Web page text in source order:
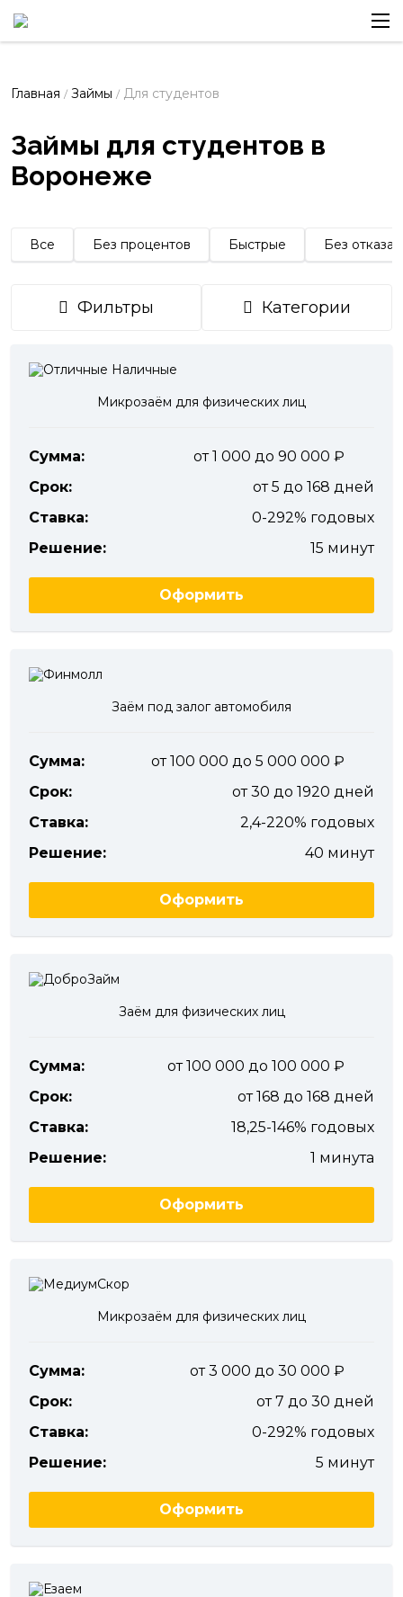
Главная / Займы / Для студентов
Займы для студентов в
Воронеже
Все Без процентов Быстрые Без отказа
Фильтры Категории
Микрозаём для физических лиц
Сумма:
от 1 000 до 90 000
Срок:
от 5 до 168 дней
Ставка:
0-292% годовых
Решение:
15 минут
Оформить
Заём под залог автомобиля
Сумма:
от 100 000 до 5 000 000
Срок:
от 30 до 1920 дней
Ставка:
2,4-220% годовых
Решение:
40 минут
Оформить
Заём для физических лиц
Сумма:
от 100 000 до 100 000
Срок:
от 168 до 168 дней
Ставка:
18,25-146% годовых
Решение:
1 минута
Оформить
Микрозаём для физических лиц
Сумма:
от 3 000 до 30 000
Срок:
от 7 до 30 дней
Ставка:
0-292% годовых
Решение:
5 минут
Оформить